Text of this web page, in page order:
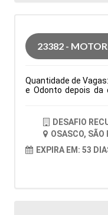
para apoiar a
contratação: CLT
Atuação: Compras
23382 -
Quantidade de
e Odonto depois da
INTERIOR E
E ESPIRITO
Osasco, SP, Brasil
Formação
Comportamentais:
DESAFIO
OSASCO, SÃO
EXPIRA EM: 53